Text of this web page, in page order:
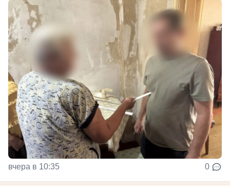
вчера в 10:35 0